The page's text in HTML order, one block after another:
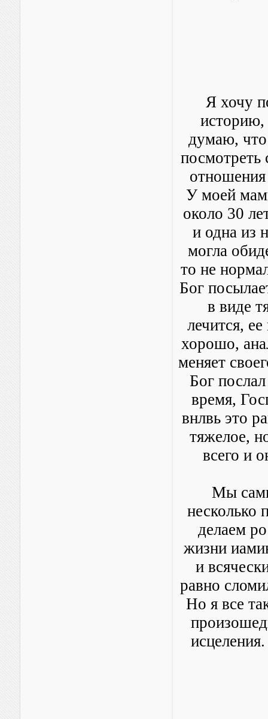
Я хочу
историю,
думаю, что
посмотреть
У моей
около 30
и одна из
могла
то не
Бог
в виде
лечится,
хорошо,
меняет
Бог
время,
внлвь это
тяжелое,
всего и
Мы
несколько
делаем
жизни
и
равно
Но я все